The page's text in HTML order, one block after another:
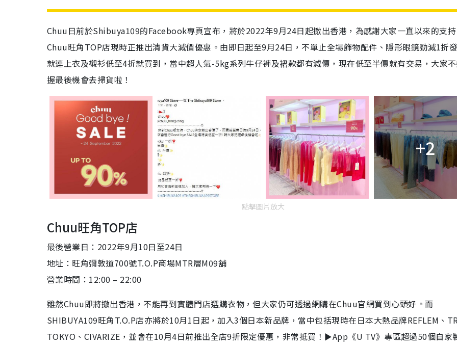
Chuu日前於Shibuya109的Facebook專頁宣布，將於2022年9月24日起撤出香港，為感謝大家一直以來的支
Chuu旺角TOP店現時正推出清貨大減價優惠。由即日起至9月24日，不單止全場飾物配件、隱形眼鏡勁減1折
就連上衣及襯衫低至4折就買到，當中超人氣-5kg系列牛仔褲及裙款都有減價，現在低至半價就有交易，大家
握最後機會去掃貨啦！
+2
點擊圖片放大
Chuu旺角TOP店
最後營業日： 2022年9月10日至24日
地址：旺角彌敦道700號T.O.P商場MTR層M09舖
營業時間： 12:00 – 22:00
雖然Chuu即將撤出香港，不能再到實體門店選購衣物，但大家仍可透過網購在Chuu官網買到心頭好。而
SHIBUYA109旺角T.O.P店亦將於10月1日起，加入3個日本新品牌，當中包括現時在日本大熱品牌REFLEM 、
TOKYO 、 CIVARIZE ，並會在10月4日前推出全店9折限定優惠，非常抵買！►App《U TV》專區超過50個自家